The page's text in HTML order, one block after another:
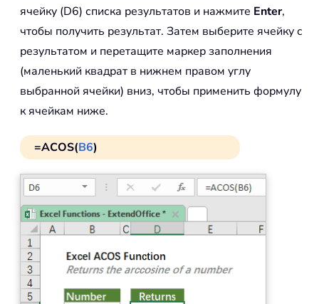
ячейку (D6) списка результатов и нажмите Enter,
чтобы получить результат. Затем выберите ячейку с
результатом и перетащите маркер заполнения
(маленький квадрат в нижнем правом углу
выбранной ячейки) вниз, чтобы применить формулу
к ячейкам ниже.
=ACOS(B6)